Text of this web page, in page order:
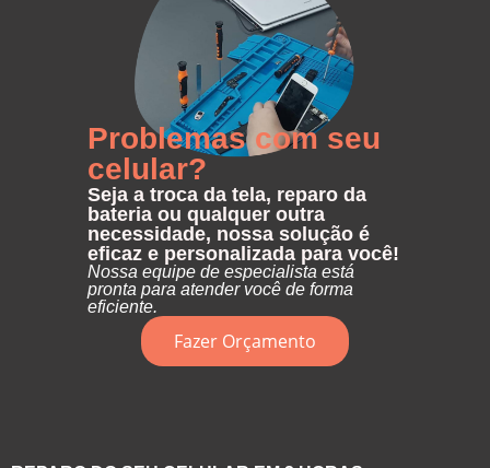
Problemas com seu
celular?
Seja a troca da tela, reparo da
bateria ou qualquer outra
necessidade, nossa solução é
eficaz e personalizada para você!
Nossa equipe de especialista está
pronta para atender você de forma
eficiente.
Fazer Orçamento